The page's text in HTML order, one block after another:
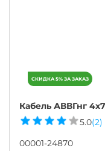
Кабель АВВГнг
5.0(2)
00001-24870